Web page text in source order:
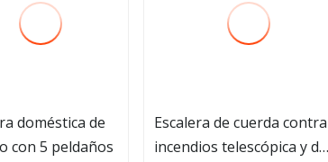
doméstica de
con 5 peldaños
Escalera de cuerda contra
incendios telescópica y de